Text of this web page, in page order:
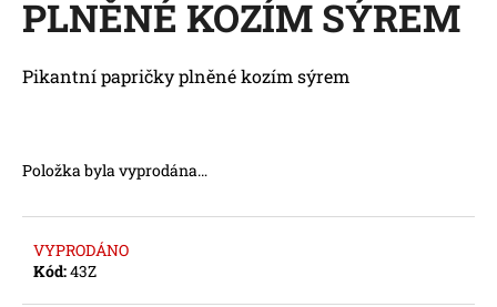
PLNĚNÉ KOZÍM SÝREM
Pikantní papričky plněné kozím sýrem
Položka byla vyprodána…
VYPRODÁNO
Kód:43Z
a
í